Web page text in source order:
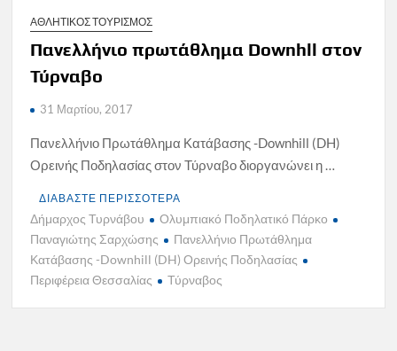
ΑΘΛΗΤΙΚΟΣ ΤΟΥΡΙΣΜΟΣ
Πανελλήνιο πρωτάθλημα Downhll στον
Τύρναβο
31 Μαρτίου, 2017
Πανελλήνιο Πρωτάθλημα Κατάβασης -Downhill (DH)
Ορεινής Ποδηλασίας στον Τύρναβο διοργανώνει η …
ΔΙΑΒΑΣΤΕ ΠΕΡΙΣΣΟΤΕΡΑ
Δήμαρχος Τυρνάβου
Ολυμπιακό Ποδηλατικό Πάρκο
Παναγιώτης Σαρχώσης
Πανελλήνιο Πρωτάθλημα
Κατάβασης -Downhill (DH) Ορεινής Ποδηλασίας
Περιφέρεια Θεσσαλίας
Τύρναβος